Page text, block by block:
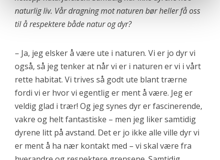
naturlig liv. Vår dragning mot naturen bør heller få oss
til å respektere både natur og dyr?
– Ja, jeg elsker å være ute i naturen. Vi er jo dyr vi
også, så jeg tenker at når vi er i naturen er vi i vårt
rette habitat. Vi trives så godt ute blant trærne
fordi vi er hvor vi egentlig er ment å være. Jeg er
veldig glad i trær! Og jeg synes dyr er fascinerende,
vakre og helt fantastiske – men jeg liker samtidig
dyrene litt på avstand. Det er jo ikke alle ville dyr vi
er ment å ha nær kontakt med – vi skal være fra